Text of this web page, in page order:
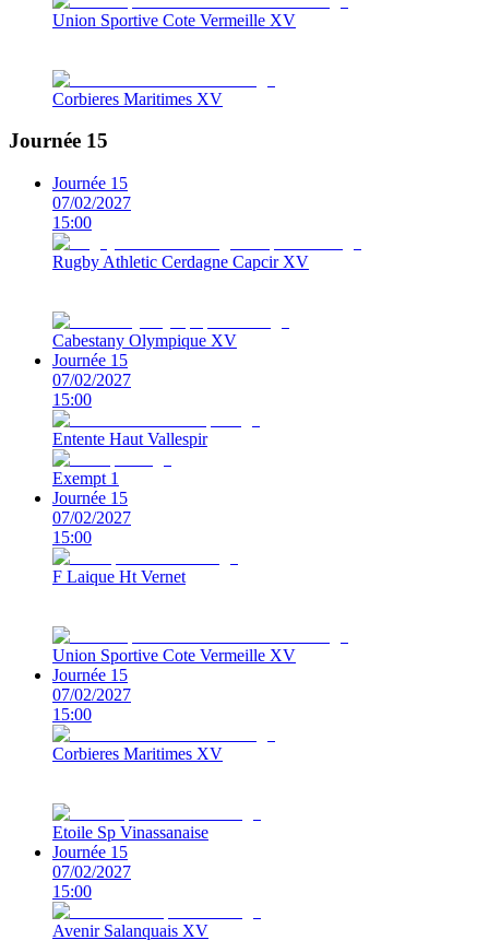
Union Sportive Cote Vermeille XV
Corbieres Maritimes XV
Journée 15
Journée 15
07/02/2027
15:00
Rugby Athletic Cerdagne Capcir XV
Cabestany Olympique XV
Journée 15
07/02/2027
15:00
Entente Haut Vallespir
Exempt 1
Journée 15
07/02/2027
15:00
F Laique Ht Vernet
Union Sportive Cote Vermeille XV
Journée 15
07/02/2027
15:00
Corbieres Maritimes XV
Etoile Sp Vinassanaise
Journée 15
07/02/2027
15:00
Avenir Salanquais XV